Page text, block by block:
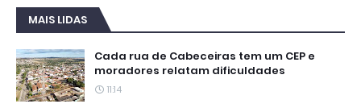
MAIS LIDAS
Cada rua de Cabeceiras tem um CEP e
moradores relatam dificuldades
11:14